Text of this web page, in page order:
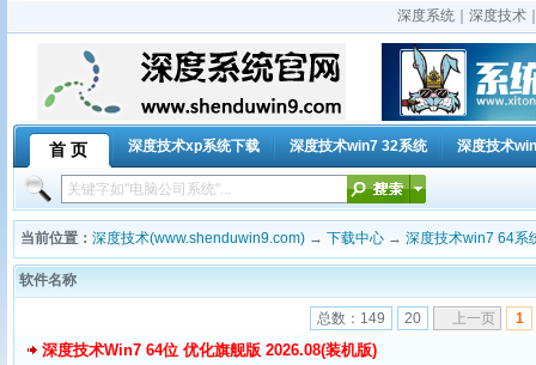
深度系统｜深度技术
首 页 深度技术xp系统下载 深度技术win7 32系统 深度技术
当前位置： 深度技术(www.shenduwin9.com) → 下载中心 → 深度技术win7 64系
软件名称
总数：149 20 上一页 1
深度技术Win7 64位 优化旗舰版 2026.08(装机版)